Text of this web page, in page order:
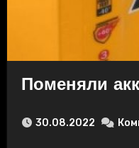
Поменяли
30.08.2022